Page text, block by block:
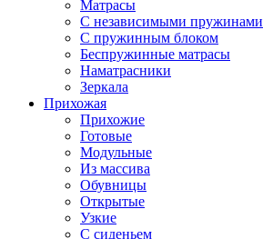
Матрасы
С независимыми пружинами
С пружинным блоком
Беспружинные матрасы
Наматрасники
Зеркала
Прихожая
Прихожие
Готовые
Модульные
Из массива
Обувницы
Открытые
Узкие
С сиденьем